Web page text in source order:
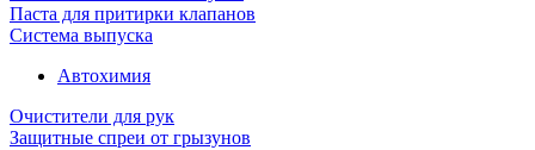
Паста для притирки клапанов
Система выпуска
Автохимия
Очистители для рук
Защитные спреи от грызунов